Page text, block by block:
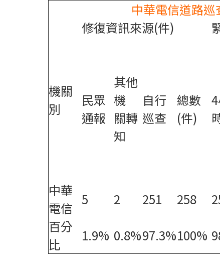
中華電信道路
機關
別
修復資訊來源(件)
民眾
通報
其他
機
關轉
知
自行
巡查
總數
(件)
中華
電信
5 2 251 258
百分
比
1.9% 0.8%97.3%100%